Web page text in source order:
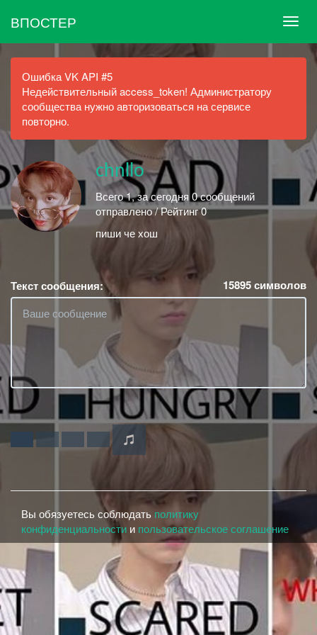
ВПОСТЕР
Ошибка VK API #5
Недействительный access_token! Администратору
сообщества нужно авторизоваться на сервисе
повторно.
chnllo
Всего 1, за сегодня 0 сообщений
отправлено / Рейтинг 0
пиши че хош
Текст сообщения: 15895символов
Вы обязуетесь соблюдать политику
конфиденциальности и пользовательское соглашение